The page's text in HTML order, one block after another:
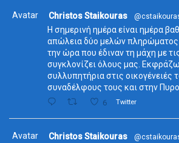
Avatar Christos Staikouras
Η σημερινή ημέρα είναι ημέρα
απώλεια δύο μελών
την ώρα που έδιναν τη μάχη με
συγκλονίζει όλους μας. Εκφράζω
συλλυπητήρια στις οικογένειές
συναδέλφους τους και στην
6 Twitter
Avatar Christos Staikouras